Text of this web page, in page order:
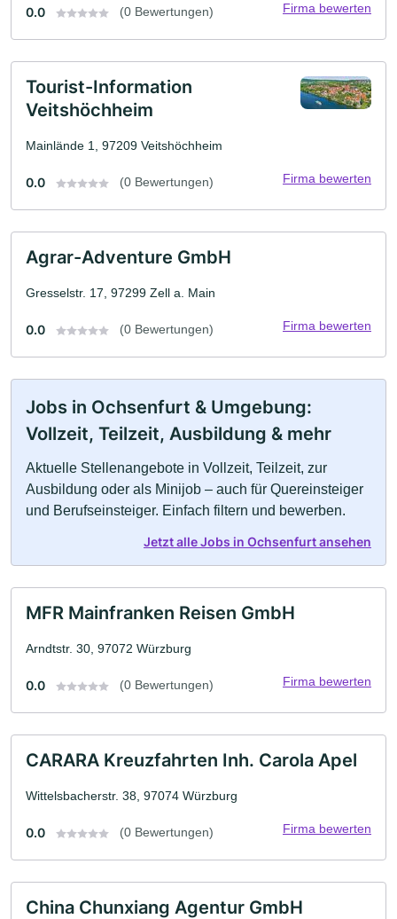
0.0 (0 Bewertungen) Firma bewerten
Tourist-Information
Veitshöchheim
Mainlände 1, 97209 Veitshöchheim
0.0 (0 Bewertungen) Firma bewerten
Agrar-Adventure GmbH
Gresselstr. 17, 97299 Zell a. Main
0.0 (0 Bewertungen) Firma bewerten
Jobs in Ochsenfurt & Umgebung:
Vollzeit, Teilzeit, Ausbildung & mehr
Aktuelle Stellenangebote in Vollzeit, Teilzeit, zur
Ausbildung oder als Minijob – auch für Quereinsteiger
und Berufseinsteiger. Einfach filtern und bewerben.
Jetzt alle Jobs in Ochsenfurt ansehen
MFR Mainfranken Reisen GmbH
Arndtstr. 30, 97072 Würzburg
0.0 (0 Bewertungen) Firma bewerten
CARARA Kreuzfahrten Inh. Carola Apel
Wittelsbacherstr. 38, 97074 Würzburg
0.0 (0 Bewertungen) Firma bewerten
China Chunxiang Agentur GmbH